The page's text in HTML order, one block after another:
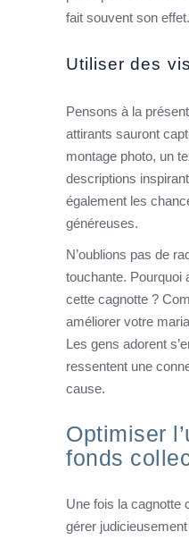
fait souvent son effet.
Utiliser des
Pensons à la
attirants sauront
montage photo, un
descriptions
également les
généreuses.
N’oublions pas de
touchante. Pourquoi
cette cagnotte ?
améliorer votre
Les gens adorent
ressentent une
cause.
Optimiser
fonds
Une fois la cagnotte
gérer